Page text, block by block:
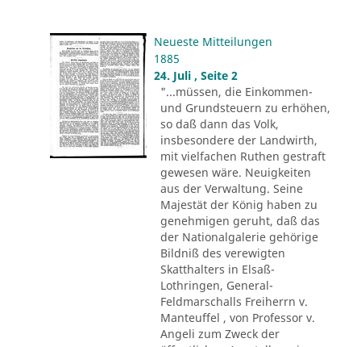
Neueste Mitteilungen
1885
24. Juli , Seite 2
"...müssen, die Einkommen-
und Grundsteuern zu erhöhen,
so daß dann das Volk,
insbesondere der Landwirth,
mit vielfachen Ruthen gestraft
gewesen wäre. Neuigkeiten
aus der Verwaltung. Seine
Majestät der König haben zu
genehmigen geruht, daß das
der Nationalgalerie gehörige
Bildniß des verewigten
Skatthalters in Elsaß-
Lothringen, General-
Feldmarschalls Freiherrn v.
Manteuffel , von Professor v.
Angeli zum Zweck der